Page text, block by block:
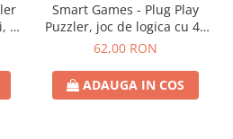
lb
Smart Games - Plug Play
Puzzler, joc de logica cu 48
de provocari, 6+ ani, lb
62,00 RON
ADAUGA IN COS